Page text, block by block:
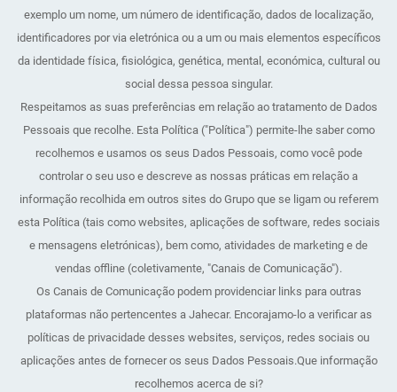
exemplo um nome, um número de identificação, dados de localização,
identificadores por via eletrónica ou a um ou mais elementos específicos
da identidade física, fisiológica, genética, mental, económica, cultural ou
social dessa pessoa singular.
Respeitamos as suas preferências em relação ao tratamento de Dados
Pessoais que recolhe. Esta Política ("Política") permite-lhe saber como
recolhemos e usamos os seus Dados Pessoais, como você pode
controlar o seu uso e descreve as nossas práticas em relação a
informação recolhida em outros sites do Grupo que se ligam ou referem
esta Política (tais como websites, aplicações de software, redes sociais
e mensagens eletrónicas), bem como, atividades de marketing e de
vendas offline (coletivamente, "Canais de Comunicação").
Os Canais de Comunicação podem providenciar links para outras
plataformas não pertencentes a Jahecar. Encorajamo-lo a verificar as
políticas de privacidade desses websites, serviços, redes sociais ou
aplicações antes de fornecer os seus Dados Pessoais.Que informação
recolhemos acerca de si?